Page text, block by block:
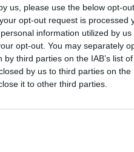
us, please use the below opt-
opt-out request is processed
information utilized by
opt-out. You may separately
third parties on the IAB’s list
by us to third parties on the
it to other third parties.